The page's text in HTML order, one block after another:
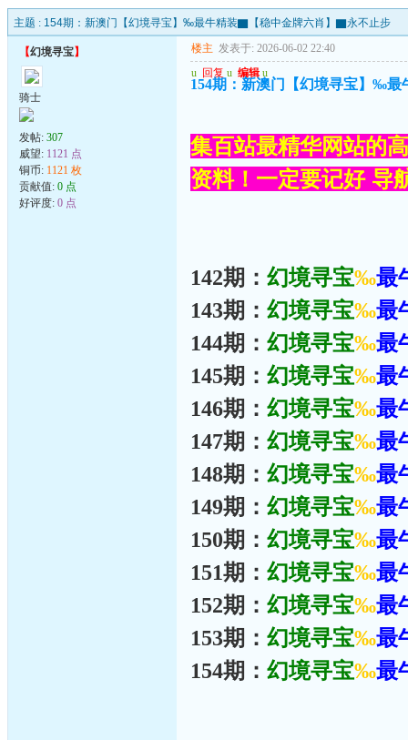
主题 : 154期：新澳门【幻境寻宝】‰最牛精装▇【稳中金牌六肖】▇永不止步
【幻境寻宝】
骑士
发帖: 307
威望: 1121 点
铜币: 1121 枚
贡献值: 0 点
好评度: 0 点
楼主 发表于: 2026-06-02 22:40
u 回复 u 编辑 u
154期：新澳门【幻境寻宝】‰
集百站最精华网站的
资料！一定要记好 导
142期： 幻境寻宝‰最
143期： 幻境寻宝‰最
144期： 幻境寻宝‰最
145期： 幻境寻宝‰最
146期： 幻境寻宝‰最
147期： 幻境寻宝‰最
148期： 幻境寻宝‰最
149期： 幻境寻宝‰最
150期： 幻境寻宝‰最
151期： 幻境寻宝‰最
152期： 幻境寻宝‰最
153期： 幻境寻宝‰最
154期： 幻境寻宝‰最